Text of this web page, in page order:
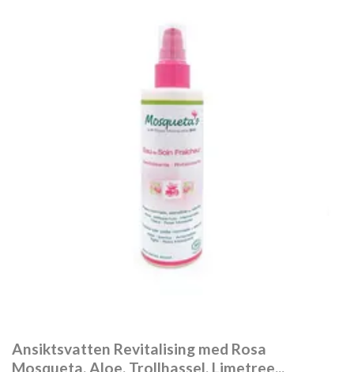
Ansiktsvatten Revitalising med Rosa
Mosqueta, Aloe, Trollhassel, Limetree...